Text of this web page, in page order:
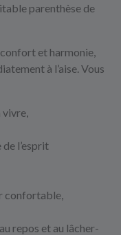
parenthèse de
et harmonie,
à l’aise. Vous
l’esprit
confortable,
repos et au lâcher-